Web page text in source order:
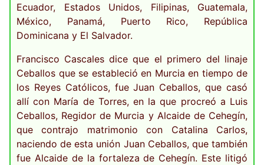
Ecuador, Estados Unidos, Filipinas, Guatemala,
México, Panamá, Puerto Rico, República
Dominicana y El Salvador.
Francisco Cascales dice que el primero del linaje
Ceballos que se estableció en Murcia en tiempo de
los Reyes Católicos, fue Juan Ceballos, que casó
allí con María de Torres, en la que procreó a Luis
Ceballos, Regidor de Murcia y Alcaide de Cehegín,
que contrajo matrimonio con Catalina Carlos,
naciendo de esta unión Juan Ceballos, que también
fue Alcaide de la fortaleza de Cehegín. Este litigó